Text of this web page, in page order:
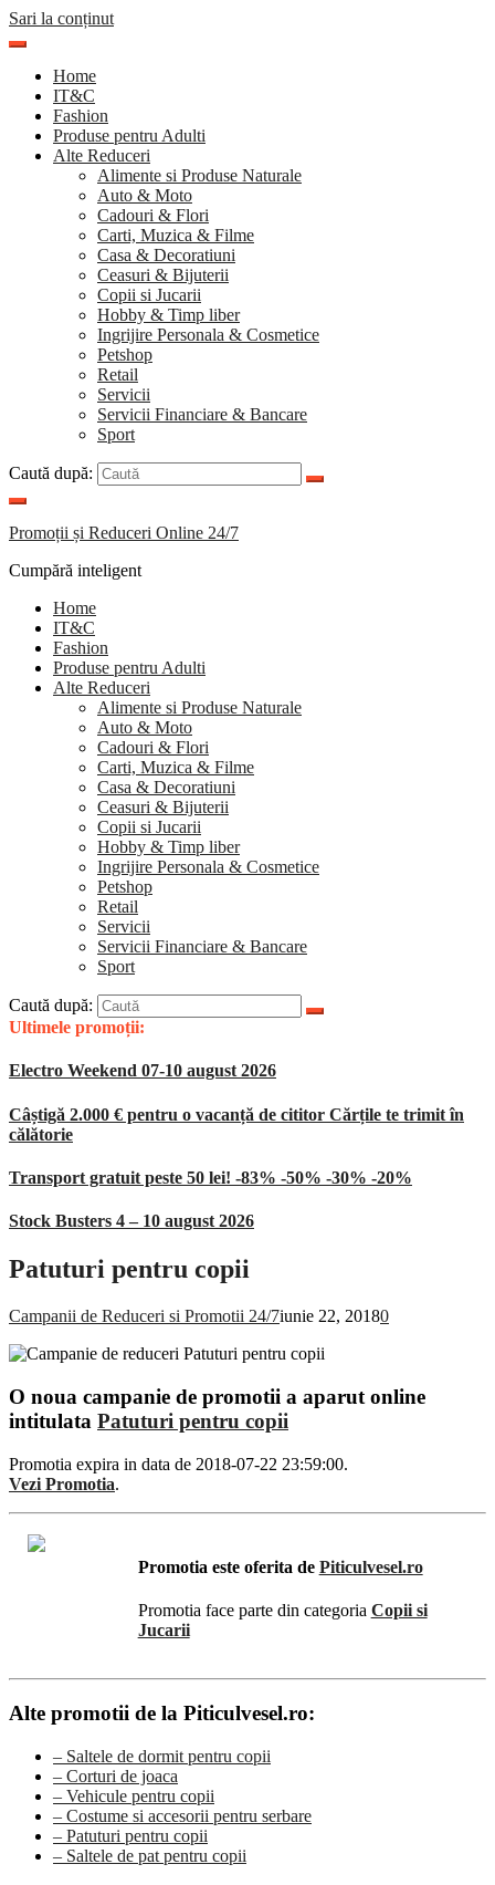
Sari la conținut
Home
IT&C
Fashion
Produse pentru Adulti
Alte Reduceri
Alimente si Produse Naturale
Auto & Moto
Cadouri & Flori
Carti, Muzica & Filme
Casa & Decoratiuni
Ceasuri & Bijuterii
Copii si Jucarii
Hobby & Timp liber
Ingrijire Personala & Cosmetice
Petshop
Retail
Servicii
Servicii Financiare & Bancare
Sport
Caută după:
Promoții și Reduceri Online 24/7
Cumpără inteligent
Home
IT&C
Fashion
Produse pentru Adulti
Alte Reduceri
Alimente si Produse Naturale
Auto & Moto
Cadouri & Flori
Carti, Muzica & Filme
Casa & Decoratiuni
Ceasuri & Bijuterii
Copii si Jucarii
Hobby & Timp liber
Ingrijire Personala & Cosmetice
Petshop
Retail
Servicii
Servicii Financiare & Bancare
Sport
Caută după:
Ultimele promoții:
Electro Weekend 07-10 august 2026
Câștigă 2.000 € pentru o vacanță de cititor Cărțile te trimit în
călătorie
Transport gratuit peste 50 lei! -83% -50% -30% -20%
Stock Busters 4 – 10 august 2026
Patuturi pentru copii
Campanii de Reduceri si Promotii 24/7iunie 22, 20180
O noua campanie de promotii a aparut online
intitulata Patuturi pentru copii
Promotia expira in data de 2018-07-22 23:59:00.
Vezi Promotia.
Promotia este oferita de Piticulvesel.ro
Promotia face parte din categoria Copii si
Jucarii
Alte promotii de la Piticulvesel.ro:
– Saltele de dormit pentru copii
– Corturi de joaca
– Vehicule pentru copii
– Costume si accesorii pentru serbare
– Patuturi pentru copii
– Saltele de pat pentru copii